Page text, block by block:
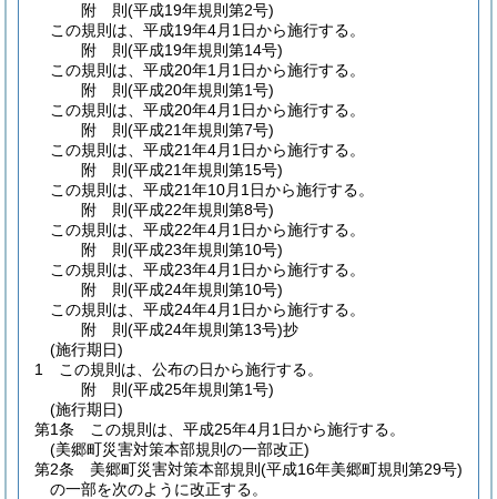
附 則(平成19年規則第2号)
この規則は、平成19年4月1日から施行する。
附 則(平成19年規則第14号)
この規則は、平成20年1月1日から施行する。
附 則(平成20年規則第1号)
この規則は、平成20年4月1日から施行する。
附 則(平成21年規則第7号)
この規則は、平成21年4月1日から施行する。
附 則(平成21年規則第15号)
この規則は、平成21年10月1日から施行する。
附 則(平成22年規則第8号)
この規則は、平成22年4月1日から施行する。
附 則(平成23年規則第10号)
この規則は、平成23年4月1日から施行する。
附 則(平成24年規則第10号)
この規則は、平成24年4月1日から施行する。
附 則(平成24年規則第13号)抄
(施行期日)
1
この規則は、公布の日から施行する。
附 則(平成25年規則第1号)
(施行期日)
第1条
この規則は、平成25年4月1日から施行する。
(美郷町災害対策本部規則の一部改正)
第2条
美郷町災害対策本部規則 (平成16年美郷町規則第29号)
の一部を次のように改正する。